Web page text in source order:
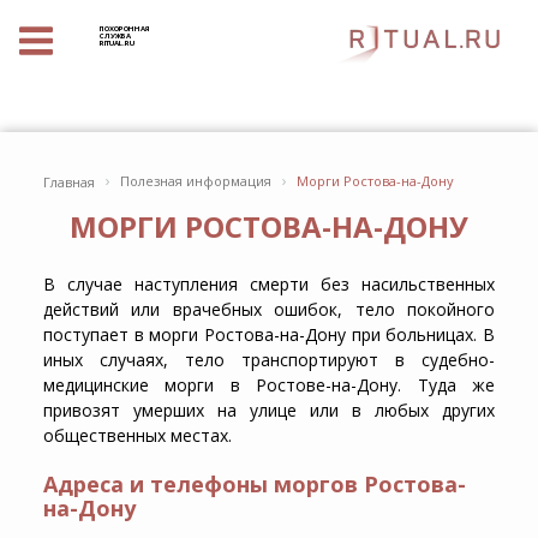
ПОХОРОННАЯ
СЛУЖБА
RITUAL.RU
Главная › Полезная информация › Морги Ростова-на-Дону
МОРГИ РОСТОВА-НА-ДОНУ
В случае наступления смерти без насильственных
действий или врачебных ошибок, тело покойного
поступает в морги Ростова-на-Дону при больницах. В
иных случаях, тело транспортируют в судебно-
медицинские морги в Ростове-на-Дону. Туда же
привозят умерших на улице или в любых других
общественных местах.
Адреса и телефоны моргов Ростова-
на-Дону